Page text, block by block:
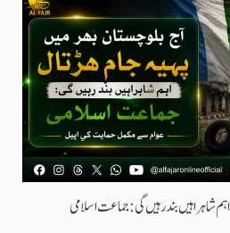
شاہراہیں بند رہیں گی: جماعت اسلامی